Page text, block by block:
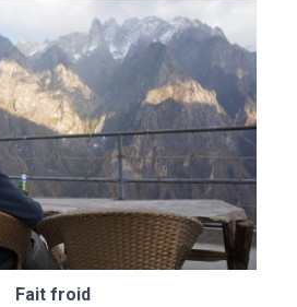
Fait froid